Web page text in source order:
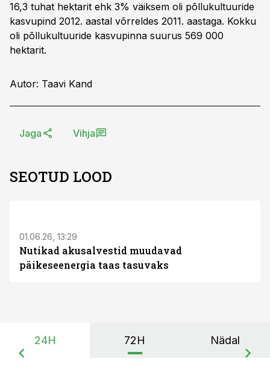
16,3 tuhat hektarit ehk 3% väiksem oli põllukultuuride
kasvupind 2012. aastal võrreldes 2011. aastaga. Kokku
oli põllukultuuride kasvupinna suurus 569 000
hektarit.
Autor: Taavi Kand
Jaga Vihja
SEOTUD LOOD
01.06.26, 13:29
Nutikad akusalvestid muudavad
päikeseenergia taas tasuvaks
24H 72H Nädal